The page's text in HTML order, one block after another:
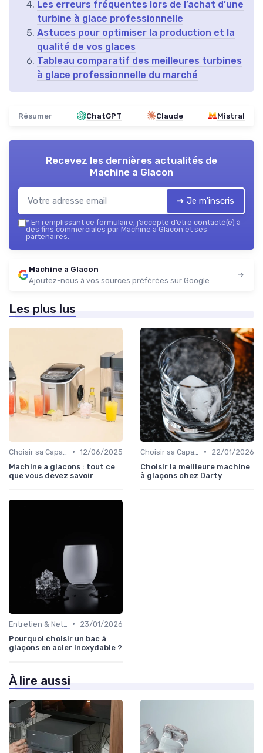
Les erreurs fréquentes lors de l’achat d’une
turbine à glace professionnelle
Astuces pour optimiser la production et la
qualité de vos glaces
Tableau comparatif des meilleures turbines
à glace professionnelle du marché
Résumer ChatGPT Claude Mistral
Recevez les dernières actualités de
Machine a Glacon
➔ Je m'inscris
* En remplissant ce formulaire, j’accepte d’être contacté(e) à
des fins commerciales par Machine a Glacon et ses
partenaires.
Machine a Glacon
Ajoutez-nous à vos sources préférées sur Google
Les plus lus
• 12/06/2025
Machine a glacons : tout ce
que vous devez savoir
•
22/01/2026
Choisir la meilleure machine
à glaçons chez Darty
•
23/01/2026
Pourquoi choisir un bac à
glaçons en acier inoxydable ?
À lire aussi